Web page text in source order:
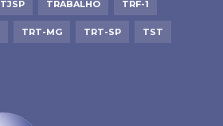
TJSP TRABALHO TRF-1
TRT-MG TRT-SP TST